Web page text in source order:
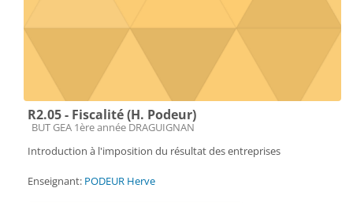
R2.05 - Fiscalité (H. Podeur)
Catégorie de cours
BUT GEA 1ère année DRAGUIGNAN
Introduction à l'imposition du résultat des entreprises
Enseignant: PODEUR Herve